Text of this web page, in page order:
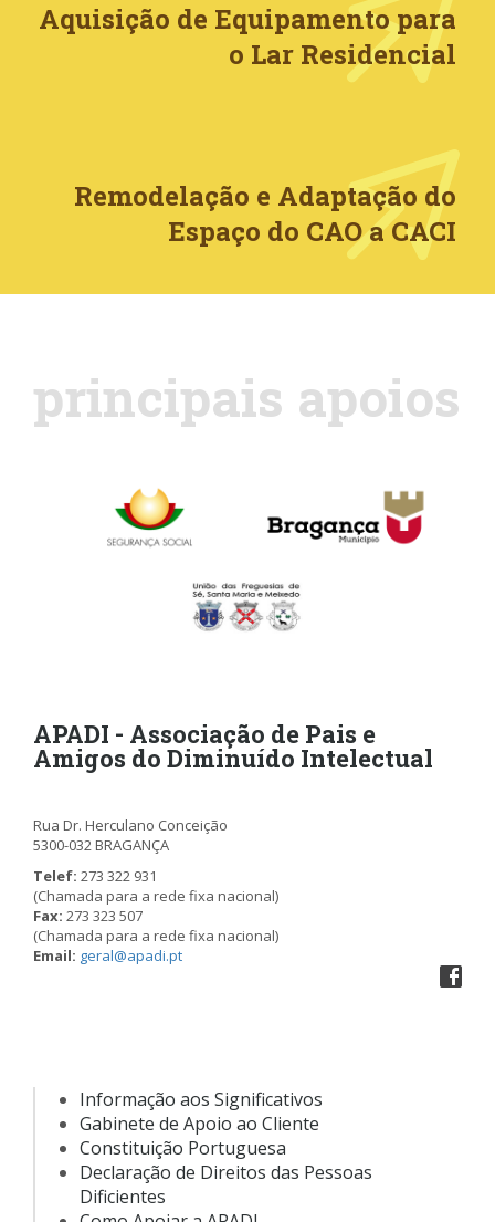
Aquisição de Equipamento para
o Lar Residencial
Remodelação e Adaptação do
Espaço do CAO a CACI
principais apoios
APADI - Associação de Pais e
Amigos do Diminuído Intelectual
Rua Dr. Herculano Conceição
5300-032 BRAGANÇA
Telef: 273 322 931
(Chamada para a rede fixa nacional)
Fax: 273 323 507
(Chamada para a rede fixa nacional)
Email: geral@apadi.pt
Informação aos Significativos
Gabinete de Apoio ao Cliente
Constituição Portuguesa
Declaração de Direitos das Pessoas
Dificientes